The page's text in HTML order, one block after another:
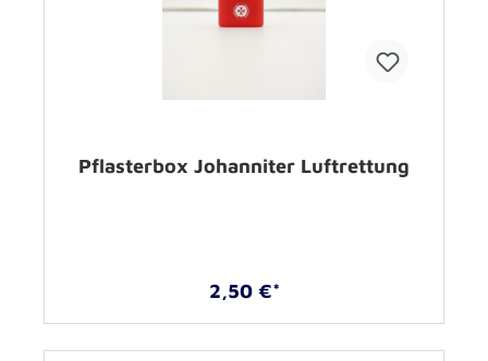
Pflasterbox Johanniter Luftrettung
2,50 €*